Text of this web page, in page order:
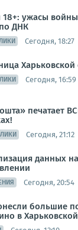
18+: ужасы
ДНК
Сегодня, 18:27
Харьковской
Сегодня, 16:59
печатает
Сегодня, 21:12
данных
Сегодня, 20:54
большие
в